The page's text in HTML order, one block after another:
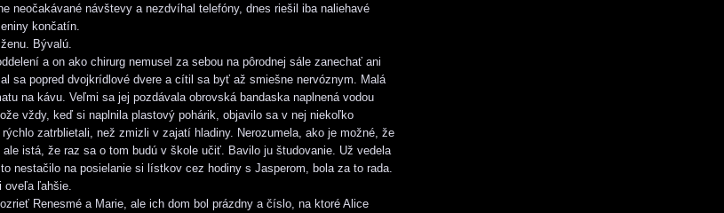
neočakávané návštevy a nezdvíhal telefóny, dnes riešil iba naliehavé
končatín.
Bývalú.
a on ako chirurg nemusel za sebou na pôrodnej sále zanechať ani
sa popred dvojkrídlové dvere a cítil sa byť až smiešne nervóznym. Malá
na kávu. Veľmi sa jej pozdávala obrovská bandaska naplnená vodou
vždy, keď si naplnila plastový pohárik, objavilo sa v nej niekoľko
zatrblietali, než zmizli v zajatí hladiny. Nerozumela, ako je možné, že
istá, že raz sa o tom budú v škole učiť. Bavilo ju študovanie. Už vedela
nestačilo na posielanie si lístkov cez hodiny s Jasperom, bola za to rada.
oveľa ľahšie.
Renesmé a Marie, ale ich dom bol prázdny a číslo, na ktoré Alice